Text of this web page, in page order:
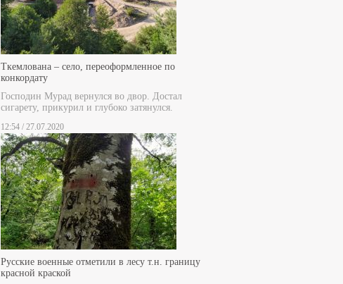
Ткемлована – село, переоформленное по
конкордату
Господин Мурад вернулся во двор. Достал
сигарету, прикурил и глубоко затянулся.
12:54 / 27.07.2020
Русские военные отметили в лесу т.н. границу
красной краской